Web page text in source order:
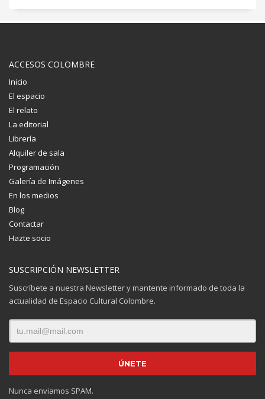
ACCESOS COLOMBRE
Inicio
El espacio
El relato
La editorial
Librería
Alquiler de sala
Programación
Galería de Imágenes
En los medios
Blog
Contactar
Hazte socio
SUSCRIPCIÓN NEWSLETTER
Suscríbete a nuestra Newsletter y mantente informado de toda la
actualidad de Espacio Cultural Colombre.
Nunca enviamos SPAM.